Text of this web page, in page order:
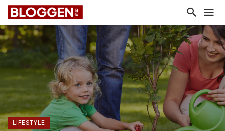
LIFESTYLE